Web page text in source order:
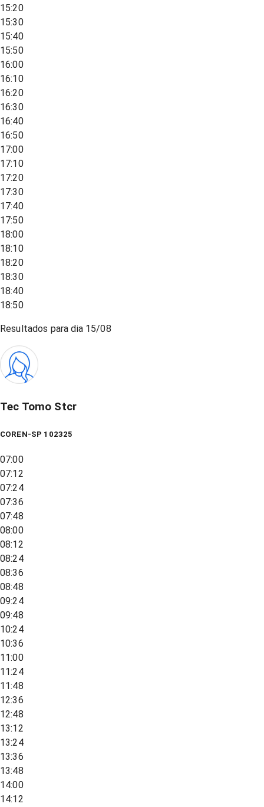
15:20
15:30
15:40
15:50
16:00
16:10
16:20
16:30
16:40
16:50
17:00
17:10
17:20
17:30
17:40
17:50
18:00
18:10
18:20
18:30
18:40
18:50
Resultados para dia 15/08
Tec Tomo Stcr
COREN-SP 102325
07:00
07:12
07:24
07:36
07:48
08:00
08:12
08:24
08:36
08:48
09:24
09:48
10:24
10:36
11:00
11:24
11:48
12:36
12:48
13:12
13:24
13:36
13:48
14:00
14:12